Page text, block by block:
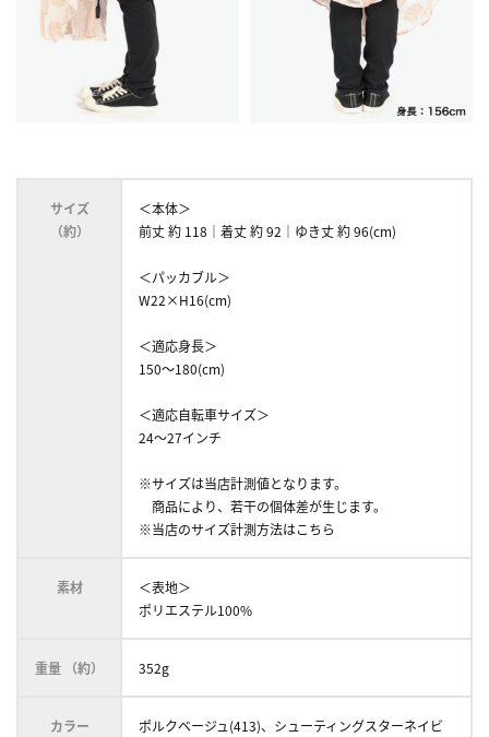
サイズ
（約）
＜本体＞
前丈 約 118｜着丈 約 92｜ゆき丈 約 96(cm)
＜パッカブル＞
W22×H16(cm)
＜適応身長＞
150～180(cm)
＜適応自転車サイズ＞
24～27インチ
※サイズは当店計測値となります。
商品により、若干の個体差が生じます。
※当店のサイズ計測方法はこちら
素材
＜表地＞
ポリエステル100%
重量 （約） 352g
カラー
ポルクベージュ(413)、シューティングスターネイビ